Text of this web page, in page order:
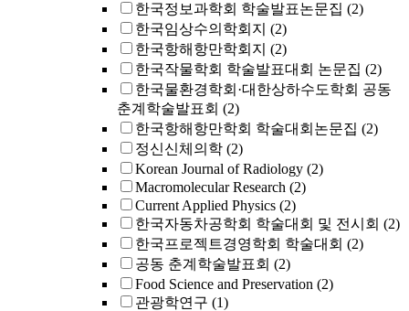
한국정보과학회 학술발표논문집 (2)
한국임상수의학회지 (2)
한국항해항만학회지 (2)
한국작물학회 학술발표대회 논문집 (2)
한국물환경학회·대한상하수도학회 공동
춘계학술발표회 (2)
한국항해항만학회 학술대회논문집 (2)
정신신체의학 (2)
Korean Journal of Radiology (2)
Macromolecular Research (2)
Current Applied Physics (2)
한국자동차공학회 학술대회 및 전시회 (2)
한국프로젝트경영학회 학술대회 (2)
공동 춘계학술발표회 (2)
Food Science and Preservation (2)
관광학연구 (1)